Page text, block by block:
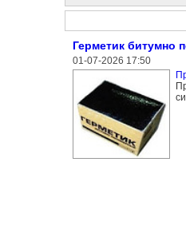
Герметик битумно
01-07-2026 17:50